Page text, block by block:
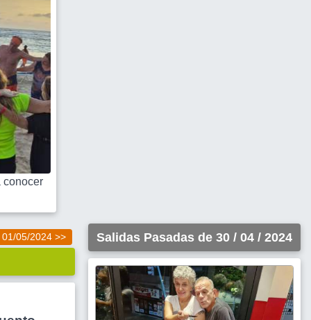
conocer
01/05/2024 >> Salidas Pasadas de 30 / 04 / 2024